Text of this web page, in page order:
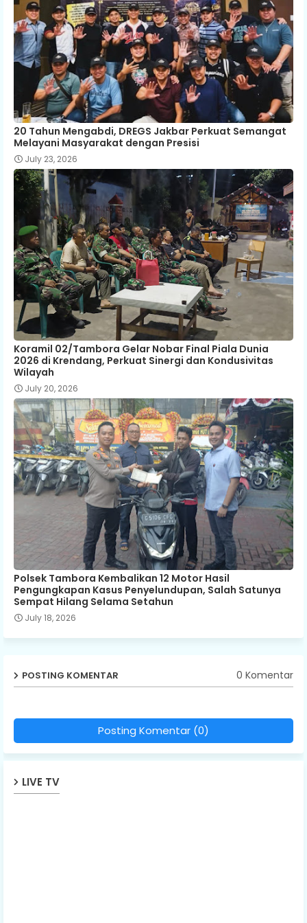
20 Tahun Mengabdi, DREGS Jakbar Perkuat Semangat
Melayani Masyarakat dengan Presisi
July 23, 2026
Koramil 02/Tambora Gelar Nobar Final Piala Dunia
2026 di Krendang, Perkuat Sinergi dan Kondusivitas
Wilayah
July 20, 2026
Polsek Tambora Kembalikan 12 Motor Hasil
Pengungkapan Kasus Penyelundupan, Salah Satunya
Sempat Hilang Selama Setahun
July 18, 2026
POSTING KOMENTAR 0 Komentar
Posting Komentar (0)
LIVE TV